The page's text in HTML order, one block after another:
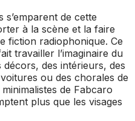
de cette
à la scène et la faire
fiction radiophonique. Ce
travailler l’imaginaire du
des intérieurs, des
ou des chorales de
de Fabcaro
plus que les visages